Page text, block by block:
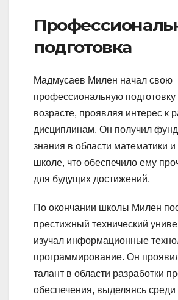
подготовка
Мадмусаев Милен начал свою
профессиональную
возрасте, проявляя интерес к
дисциплинам. Он получил
знания в области математики
школе, что обеспечило ему
для будущих достижений.
По окончании школы Милен
престижный технический
изучал информационные
программирование. Он
талант в области разработки
обеспечения, выделяясь среди